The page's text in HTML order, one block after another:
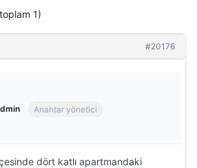
1)
#20176
Anahtar yönetici
dört katlı apartmandaki